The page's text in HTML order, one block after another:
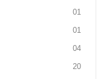
01
01
04
20